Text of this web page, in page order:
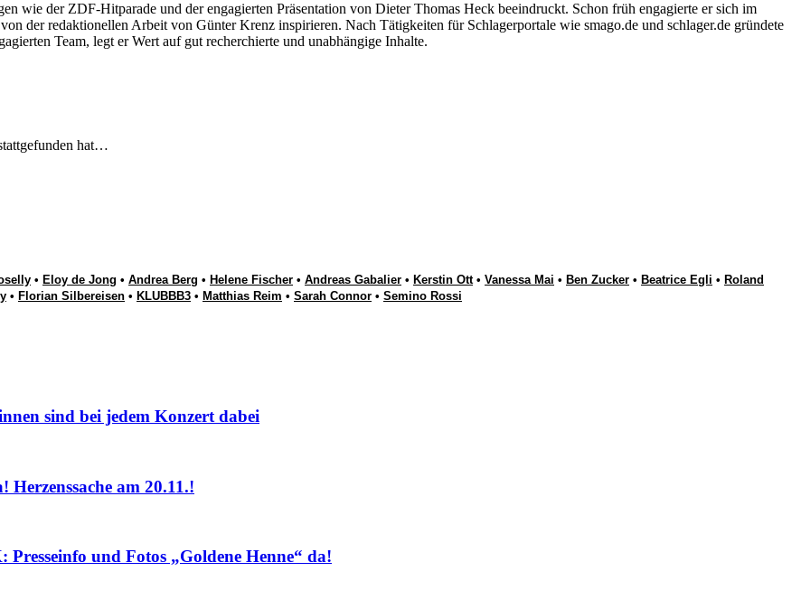
wie der ZDF-Hitparade und der engagierten Präsentation von Dieter Thomas Heck beeindruckt. Schon früh engagierte er sich im
der redaktionellen Arbeit von Günter Krenz inspirieren. Nach Tätigkeiten für Schlagerportale wie smago.de und schlager.de gründete
Team, legt er Wert auf gut recherchierte und unabhängige Inhalte.
hat…
• Eloy de Jong • Andrea Berg • Helene Fischer • Andreas Gabalier • Kerstin Ott• Vanessa Mai • Ben Zucker • Beatrice Egli • Roland
• Florian Silbereisen • KLUBBB3 • Matthias Reim • Sarah Connor • Semino Rossi
sind bei jedem Konzert dabei
am 20.11.!
und Fotos „Goldene Henne“ da!